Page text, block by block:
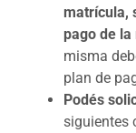
matrícula,
pago de
misma
plan de
Podés
siguientes